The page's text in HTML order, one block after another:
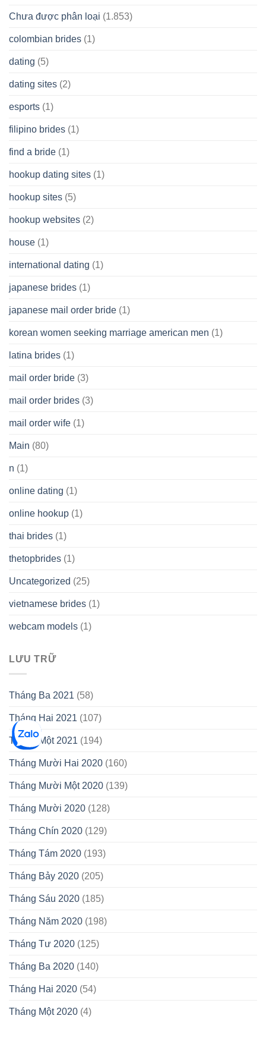
Chưa được phân loại (1.853)
colombian brides (1)
dating (5)
dating sites (2)
esports (1)
filipino brides (1)
find a bride (1)
hookup dating sites (1)
hookup sites (5)
hookup websites (2)
house (1)
international dating (1)
japanese brides (1)
japanese mail order bride (1)
korean women seeking marriage american men (1)
latina brides (1)
mail order bride (3)
mail order brides (3)
mail order wife (1)
Main (80)
n (1)
online dating (1)
online hookup (1)
thai brides (1)
thetopbrides (1)
Uncategorized (25)
vietnamese brides (1)
webcam models (1)
LƯU TRỮ
Tháng Ba 2021 (58)
Tháng Hai 2021 (107)
Tháng Một 2021 (194)
Tháng Mười Hai 2020 (160)
Tháng Mười Một 2020 (139)
Tháng Mười 2020 (128)
Tháng Chín 2020 (129)
Tháng Tám 2020 (193)
Tháng Bảy 2020 (205)
Tháng Sáu 2020 (185)
Tháng Năm 2020 (198)
Tháng Tư 2020 (125)
Tháng Ba 2020 (140)
Tháng Hai 2020 (54)
Tháng Một 2020 (4)